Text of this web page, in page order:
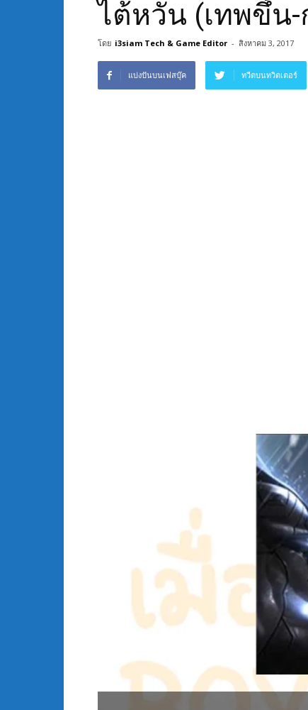
ไต้หวัน (เทพขึ้น
โดย i3siam Tech & Game Editor - สิงหาคม 3, 2017
แบ่งปันบนเฟสบุ๊ค ทวีตบนทวิตเตอร์